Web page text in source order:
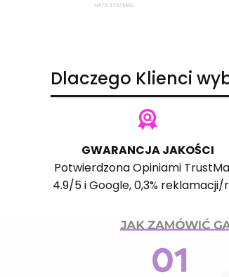
Dlaczego Klienci
GWARANCJA JAKOŚCI
PotwierdzonaOpiniami
4.9/5 iGoogle, 0,3% reklamacji/